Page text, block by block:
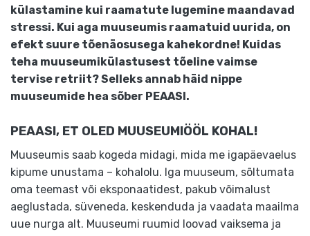
külastamine kui raamatute lugemine maandavad
stressi. Kui aga muuseumis raamatuid uurida, on
efekt suure tõenäosusega kahekordne! Kuidas
teha muuseumikülastusest tõeline vaimse
tervise retriit? Selleks annab häid nippe
muuseumide hea sõber PEAASI.
PEAASI, ET OLED MUUSEUMIÖÖL KOHAL!
Muuseumis saab kogeda midagi, mida me igapäevaelus
kipume unustama – kohalolu. Iga muuseum, sõltumata
oma teemast või eksponaatidest, pakub võimalust
aeglustada, süveneda, keskenduda ja vaadata maailma
uue nurga alt. Muuseumi ruumid loovad vaiksema ja